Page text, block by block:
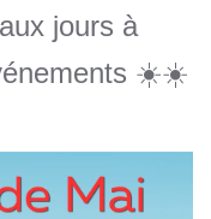
jours à
☀️☀️